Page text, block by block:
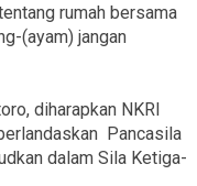
rumah bersama
(ayam) jangan
diharapkan NKRI
Pancasila
dalam Sila Ketiga-